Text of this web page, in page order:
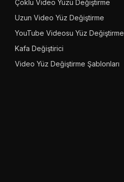
Çoklu Video Yüzü Değiştirme
Uzun Video Yüz Değiştirme
YouTube Videosu Yüz Değiştirme
Kafa Değiştirici
Video Yüz Değiştirme Şablonları